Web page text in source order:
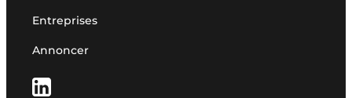
Entreprises
Annoncer